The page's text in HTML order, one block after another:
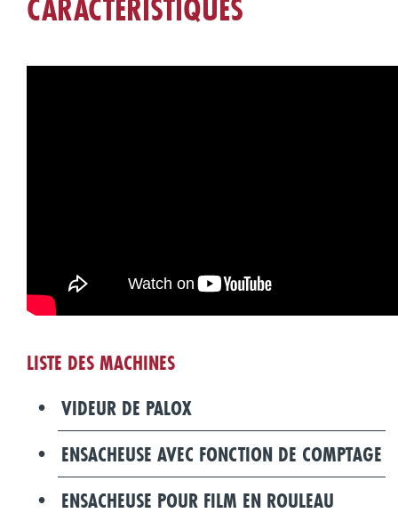
CARACTÉRISTIQUES
LISTE DES MACHINES
VIDEUR DE PALOX
ENSACHEUSE AVEC FONCTION DE COMPTAGE
ENSACHEUSE POUR FILM EN ROULEAU